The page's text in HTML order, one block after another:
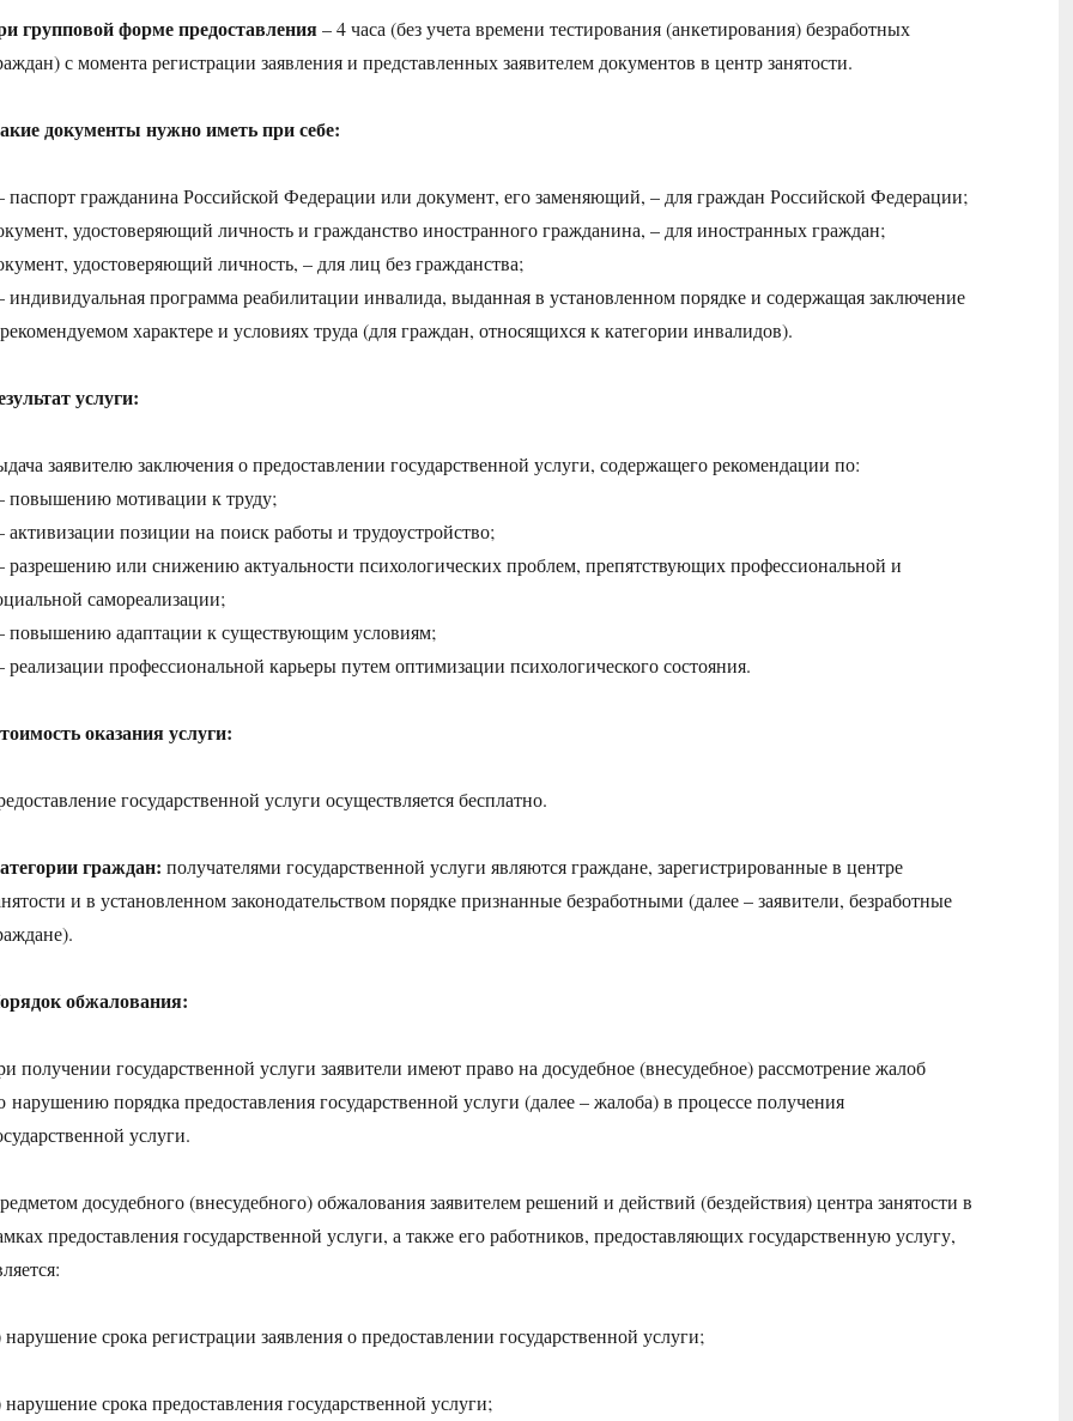
групповой форме предоставления– 4 часа (без учета времени тестирования (анкетирования) безработных
с момента регистрации заявления и представленных заявителем документов в центр занятости.
документы нужно иметь при себе:
гражданина Российской Федерации или документ, его заменяющий, – для граждан Российской Федерации;
удостоверяющий личность и гражданство иностранного гражданина, – для иностранных граждан;
удостоверяющий личность, – для лиц без гражданства;
программа реабилитации инвалида, выданная в установленном порядке и содержащая заключение
характере и условиях труда (для граждан, относящихся к категории инвалидов).
услуги:
заявителю заключения о предоставлении государственной услуги, содержащего рекомендации по:
мотивации к труду;
позиции на поиск работы и трудоустройство;
или снижению актуальности психологических проблем, препятствующих профессиональной и
самореализации;
адаптации к существующим условиям;
профессиональной карьеры путем оптимизации психологического состояния.
оказания услуги:
государственной услуги осуществляется бесплатно.
граждан: получателями государственной услуги являются граждане, зарегистрированные в центре
и в установленном законодательством порядке признанные безработными (далее – заявители, безработные
обжалования:
получении государственной услуги заявители имеют право на досудебное (внесудебное) рассмотрение жалоб
нарушению порядка предоставления государственной услуги (далее – жалоба) в процессе получения
услуги.
досудебного (внесудебного) обжалования заявителем решений и действий (бездействия) центра занятости в
предоставления государственной услуги, а также его работников, предоставляющих государственную услугу,
нарушение срока регистрации заявления о предоставлении государственной услуги;
нарушение срока предоставления государственной услуги;